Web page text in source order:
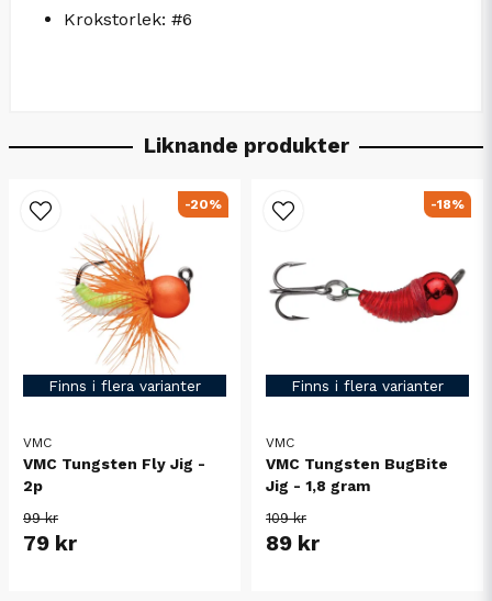
Krokstorlek: #6
Liknande produkter
Finns i flera varianter
VMC
VMC Tungsten Fly Jig -
2p
99 kr
79 kr
-20%
Finns i flera varianter
VMC
VMC Tungsten BugBite
Jig - 1,8 gram
109 kr
89 kr
-18%